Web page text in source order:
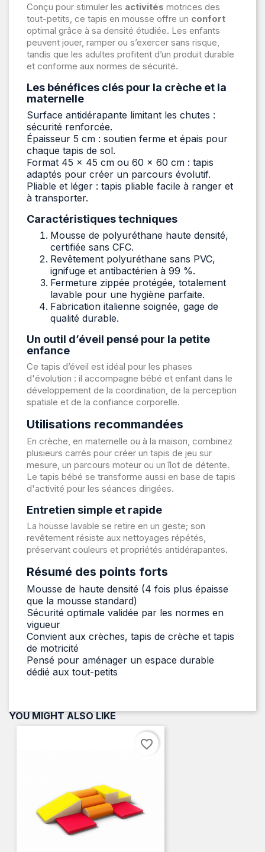
Conçu pour stimuler les activités motrices des
tout-petits, ce tapis en mousse offre un confort
optimal grâce à sa densité étudiée. Les enfants
peuvent jouer, ramper ou s’exercer sans risque,
tandis que les adultes profitent d’un produit durable
et conforme aux normes de sécurité.
Les bénéfices clés pour la crèche et la
maternelle
Surface antidérapante limitant les chutes :
sécurité renforcée.
Épaisseur 5 cm : soutien ferme et épais pour
chaque tapis de sol.
Format 45 × 45 cm ou 60 × 60 cm : tapis
adaptés pour créer un parcours évolutif.
Pliable et léger : tapis pliable facile à ranger et
à transporter.
Caractéristiques techniques
Mousse de polyuréthane haute densité,
certifiée sans CFC.
Revêtement polyuréthane sans PVC,
ignifuge et antibactérien à 99 %.
Fermeture zippée protégée, totalement
lavable pour une hygiène parfaite.
Fabrication italienne soignée, gage de
qualité durable.
Un outil d’éveil pensé pour la petite
enfance
Ce tapis d’éveil est idéal pour les phases
d'évolution : il accompagne bébé et enfant dans le
développement de la coordination, de la perception
spatiale et de la confiance corporelle.
Utilisations recommandées
En crèche, en maternelle ou à la maison, combinez
plusieurs carrés pour créer un tapis de jeu sur
mesure, un parcours moteur ou un îlot de détente.
Le tapis bébé se transforme aussi en base de tapis
d'activité pour les séances dirigées.
Entretien simple et rapide
La housse lavable se retire en un geste; son
revêtement résiste aux nettoyages répétés,
préservant couleurs et propriétés antidérapantes.
Résumé des points forts
Mousse de haute densité (4 fois plus épaisse
que la mousse standard)
Sécurité optimale validée par les normes en
vigueur
Convient aux crèches, tapis de crèche et tapis
de motricité
Pensé pour aménager un espace durable
dédié aux tout-petits
YOU MIGHT ALSO LIKE
favorite_border